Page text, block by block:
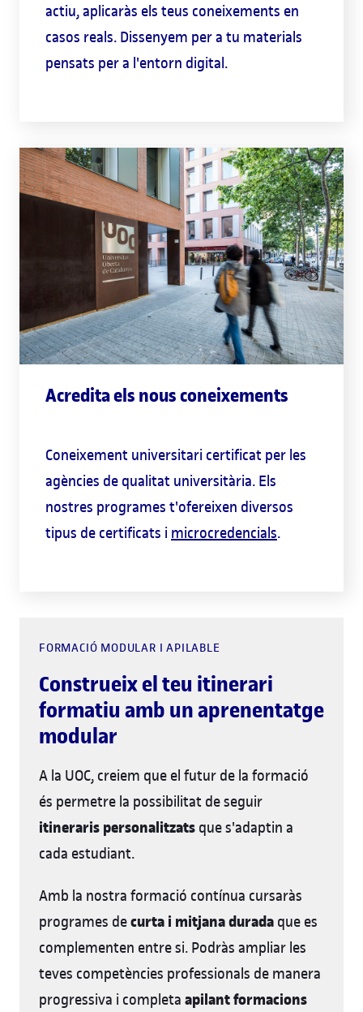
actiu, aplicaràs els teus coneixements en
casos reals. Dissenyem per a tu materials
pensats per a l'entorn digital.
Acredita els nous coneixements
Coneixement universitari certificat per les
agències de qualitat universitària. Els
nostres programes t'ofereixen diversos
tipus de certificats i microcredencials.
FORMACIÓ MODULAR I APILABLE
Construeix el teu itinerari
formatiu amb un aprenentatge
modular
A la UOC, creiem que el futur de la formació
és permetre la possibilitat de seguir
itineraris personalitzats que s'adaptin a
cada estudiant.
Amb la nostra formació contínua cursaràs
programes decurta i mitjana durada que es
complementen entre si. Podràs ampliar les
teves competències professionals de manera
progressiva i completa apilant formacions